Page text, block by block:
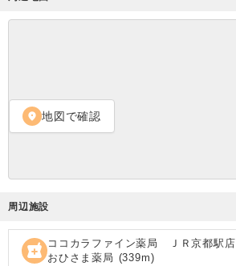
location_on 地図で確認
周辺施設
local_pharmacy ココカラファイン薬局 ＪＲ京都駅店
おひさま薬局 (339m)